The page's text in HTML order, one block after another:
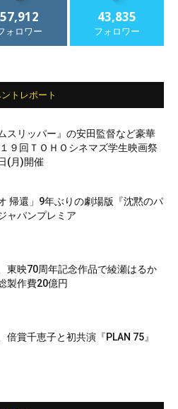
57,912
ォロワー
43,835
フォロワー
トレポート
スリッパー』の安田監督など豪華
９回ＴＯＨＯシネマズ学生映画祭
(月)開催
帰還」9年ぶりの劇場版『沈黙のパ
ャパンプレミア
東映70周年記念作品で綾瀬はるか
製作費20億円
倍賞千恵子と初共演『PLAN 75』